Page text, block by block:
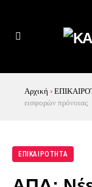
Αρχική ›
εισφορών πρόνοιας
ΕΠΙΚΑΙΡΟΤΗΤΑ